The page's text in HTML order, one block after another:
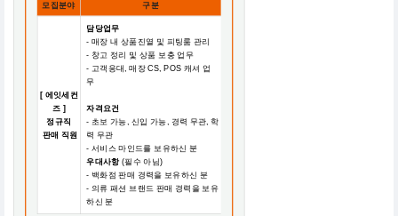
모집분야 구분
[ 에잇세컨
즈 ]
정규직
판매 직원
담당업무
- 매장 내 상품진열 및 피팅룸 관리
- 창고 정리 및 상품 보충 업무
- 고객응대, 매장 CS, POS 캐셔 업
무
자격요건
- 초보 가능, 신입 가능, 경력 무관, 학
력 무관
- 서비스 마인드를 보유하신 분
우대사항 (필수 아님)
- 백화점 판매 경력을 보유하신 분
- 의류 패션 브랜드 판매 경력을 보유
하신 분